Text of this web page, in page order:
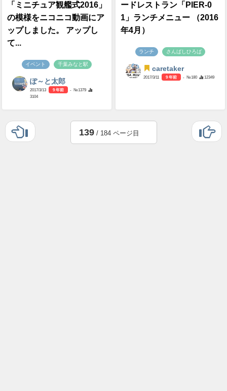
「ミニチュア観艦式2016」
の模様をニコニコ動画にア
ップしました。 アップし
て...
イベント 千葉みなと駅
ぽ～と太郎
2017/3/13 9 年前
- №1379
3104
ードレストラン「PIER-0
1」ランチメニュー （2016
年4月）
ランチ さんばしひろば
caretaker
2017/3/11 9 年前 - №180 12349
139/ 184 ページ目